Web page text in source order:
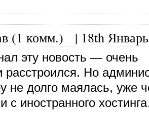
(1 комм.) | 18th
эту новость — очень
расстроился. Но
не долго маялась, уже
с иностранного